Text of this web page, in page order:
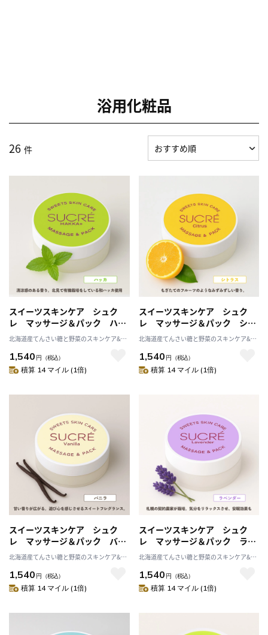
浴用化粧品
26 件
スイーツスキンケア シュク
レ マッサージ＆パック ハッ
カ 35g シュガースクラブ
無添加 保湿 北海道 乾燥
天然成分
北海道産てんさい糖と野菜のスキンケア&ヘ
1,540 円 （税込）
積算 14 マイル (1倍)
スイーツスキンケア シュク
レ マッサージ＆パック シト
ラス＋ 35g シュガースクラ
ブ 無添加 保湿 北海道 乾
燥 天然成分
北海道産てんさい糖と野菜のスキンケア&ヘ
1,540 円 （税込）
積算 14 マイル (1倍)
スイーツスキンケア シュク
レ マッサージ＆パック バニ
ラ 35g シュガースクラブ
無添加 保湿 北海道 乾燥
天然成分
北海道産てんさい糖と野菜のスキンケア&ヘ
1,540 円 （税込）
積算 14 マイル (1倍)
スイーツスキンケア シュク
レ マッサージ＆パック ラベ
ンダー 35g シュガースクラ
ブ 無添加 保湿 北海道 乾
燥 天然成分
北海道産てんさい糖と野菜のスキンケア&ヘ
1,540 円 （税込）
積算 14 マイル (1倍)